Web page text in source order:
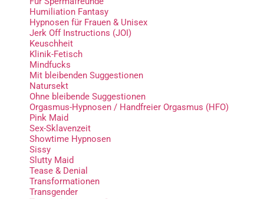
Humiliation Fantasy
Hypnosen für Frauen & Unisex
Jerk Off Instructions (JOI)
Keuschheit
Klinik-Fetisch
Mindfucks
Mit bleibenden Suggestionen
Natursekt
Ohne bleibende Suggestionen
Orgasmus-Hypnosen / Handfreier Orgasmus (HFO)
Pink Maid
Sex-Sklavenzeit
Showtime Hypnosen
Sissy
Slutty Maid
Tease & Denial
Transformationen
Transgender